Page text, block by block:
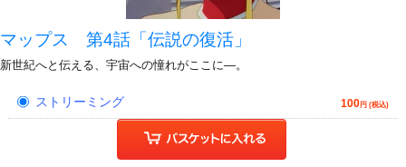
マップス 第4話「伝説の復活」
新世紀へと伝える、宇宙への憧れがここに―。
ストリーミング 100円 (税込)